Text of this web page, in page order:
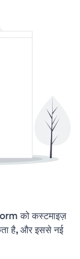
को कस्टमाइज़
है, और इससे नई